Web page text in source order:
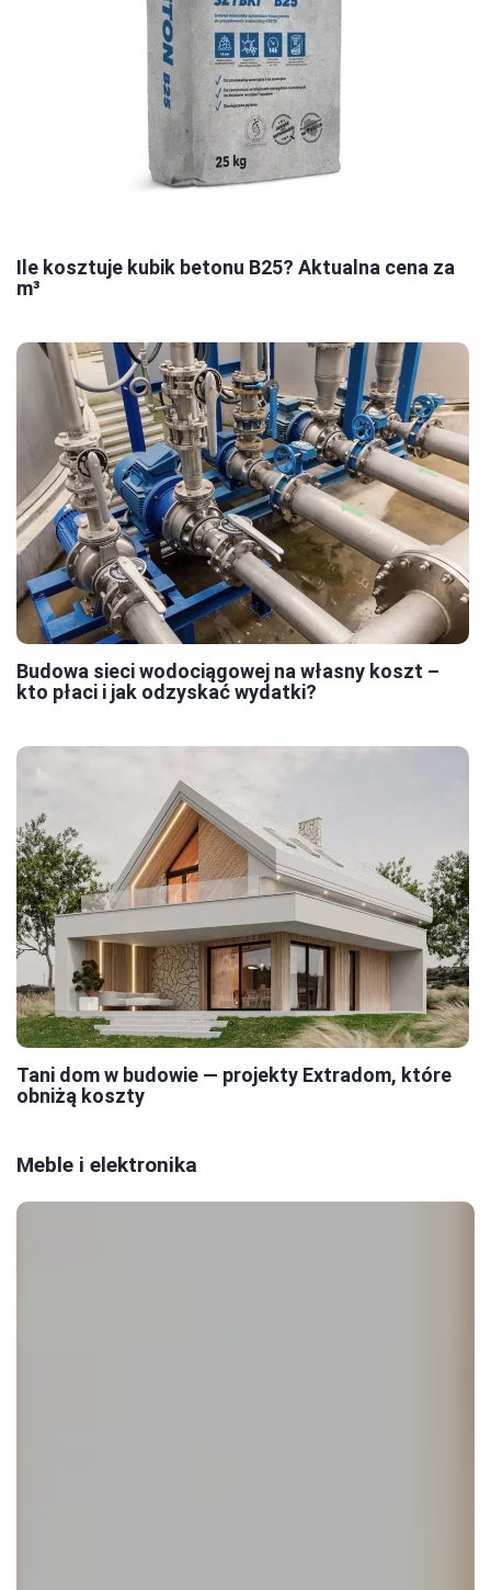
Ile kosztuje kubik betonu B25? Aktualna cena za
m³
Budowa sieci wodociągowej na własny koszt –
kto płaci i jak odzyskać wydatki?
Tani dom w budowie — projekty Extradom, które
obniżą koszty
Meble i elektronika